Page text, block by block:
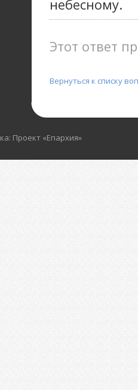
небесному.
Этот ответ
Вернуться к списку
Проект «Епархия»